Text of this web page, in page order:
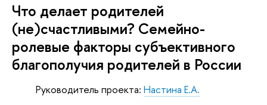
Что делает родителей
(не)счастливыми? Семейно-
ролевые факторы субъективного
благополучия родителей в России
Руководитель проекта: Настина Е.А.